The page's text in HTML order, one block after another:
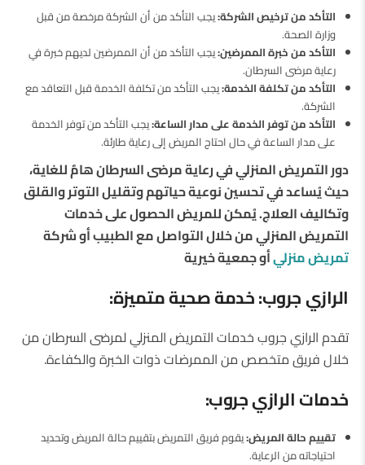
التأكد من ترخيص الشركة:يجب التأكد من أن الشركة مرخصة من قبل
وزارة الصحة.
التأكد من خبرة الممرضين:يجب التأكد من أن الممرضين لديهم خبرة في
رعاية مرضى السرطان.
التأكد من تكلفة الخدمة:يجب التأكد من تكلفة الخدمة قبل التعاقد مع
الشركة.
التأكد من توفر الخدمة على مدار الساعة:يجب التأكد من توفر الخدمة
على مدار الساعة في حال احتاج المريض إلى رعاية طارئة.
دور التمريض المنزلي في رعاية مرضى السرطان هامٌ للغاية،
حيث يُساعد في تحسين نوعية حياتهم وتقليل التوتر والقلق
وتكاليف العلاج. يُمكن للمريض الحصول على خدمات
التمريض المنزلي من خلال التواصل مع الطبيب أو شركة
تمريض منزليأو جمعية خيرية
الرازي جروب: خدمة صحية متميزة:
تقدم الرازي جروب خدمات التمريض المنزلي لمرضى السرطان من
خلال فريق متخصص من الممرضات ذوات الخبرة والكفاءة.
خدمات الرازي جروب:
تقييم حالة المريض:يقوم فريق التمريض بتقييم حالة المريض وتحديد
احتياجاته من الرعاية.